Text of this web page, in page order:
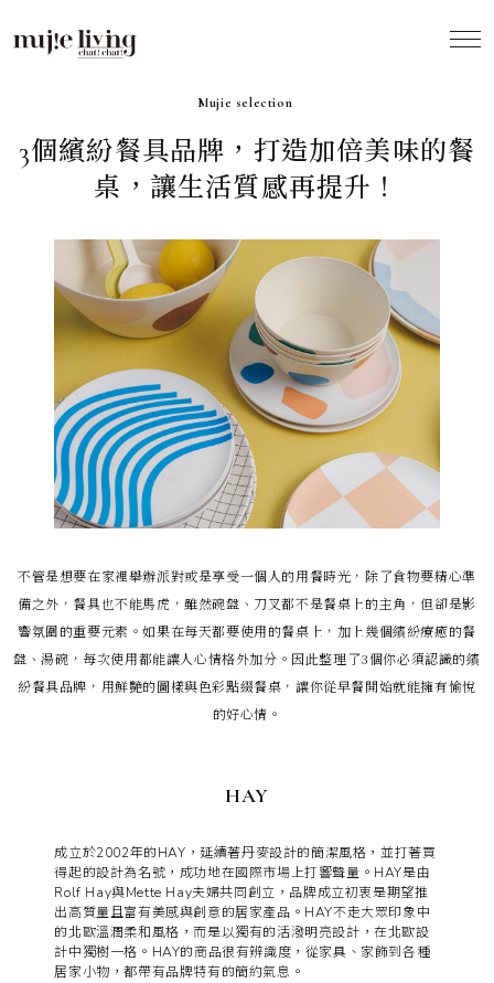
Mujie selection
3個繽紛餐具品牌，打造加倍美味的餐
桌，讓生活質感再提升！
不管是想要在家裡舉辦派對或是享受一個人的用餐時光，除了食物要精心準
備之外，餐具也不能馬虎，雖然碗盤、刀叉都不是餐桌上的主角，但卻是影
響氛圍的重要元素。如果在每天都要使用的餐桌上，加上幾個繽紛療癒的餐
盤、湯碗，每次使用都能讓人心情格外加分。因此整理了3個你必須認識的繽
紛餐具品牌，用鮮艷的圖樣與色彩點綴餐桌，讓你從早餐開始就能擁有愉悅
的好心情。
HAY
成立於2002年的HAY，延續著丹麥設計的簡潔風格，並打著買
得起的設計為名號，成功地在國際市場上打響聲量。HAY是由
Rolf Hay與Mette Hay夫婦共同創立，品牌成立初衷是期望推
出高質量且富有美感與創意的居家產品。HAY不走大眾印象中
的北歐溫潤柔和風格，而是以獨有的活潑明亮設計，在北歐設
計中獨樹一格。HAY的商品很有辨識度，從家具、家飾到各種
居家小物，都帶有品牌特有的簡約氣息。